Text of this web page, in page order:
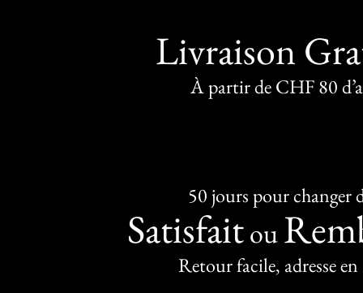
Livraison
À partir de CHF 80
50 jours pour changer
Satisfaitou
Retour facile, adresse en